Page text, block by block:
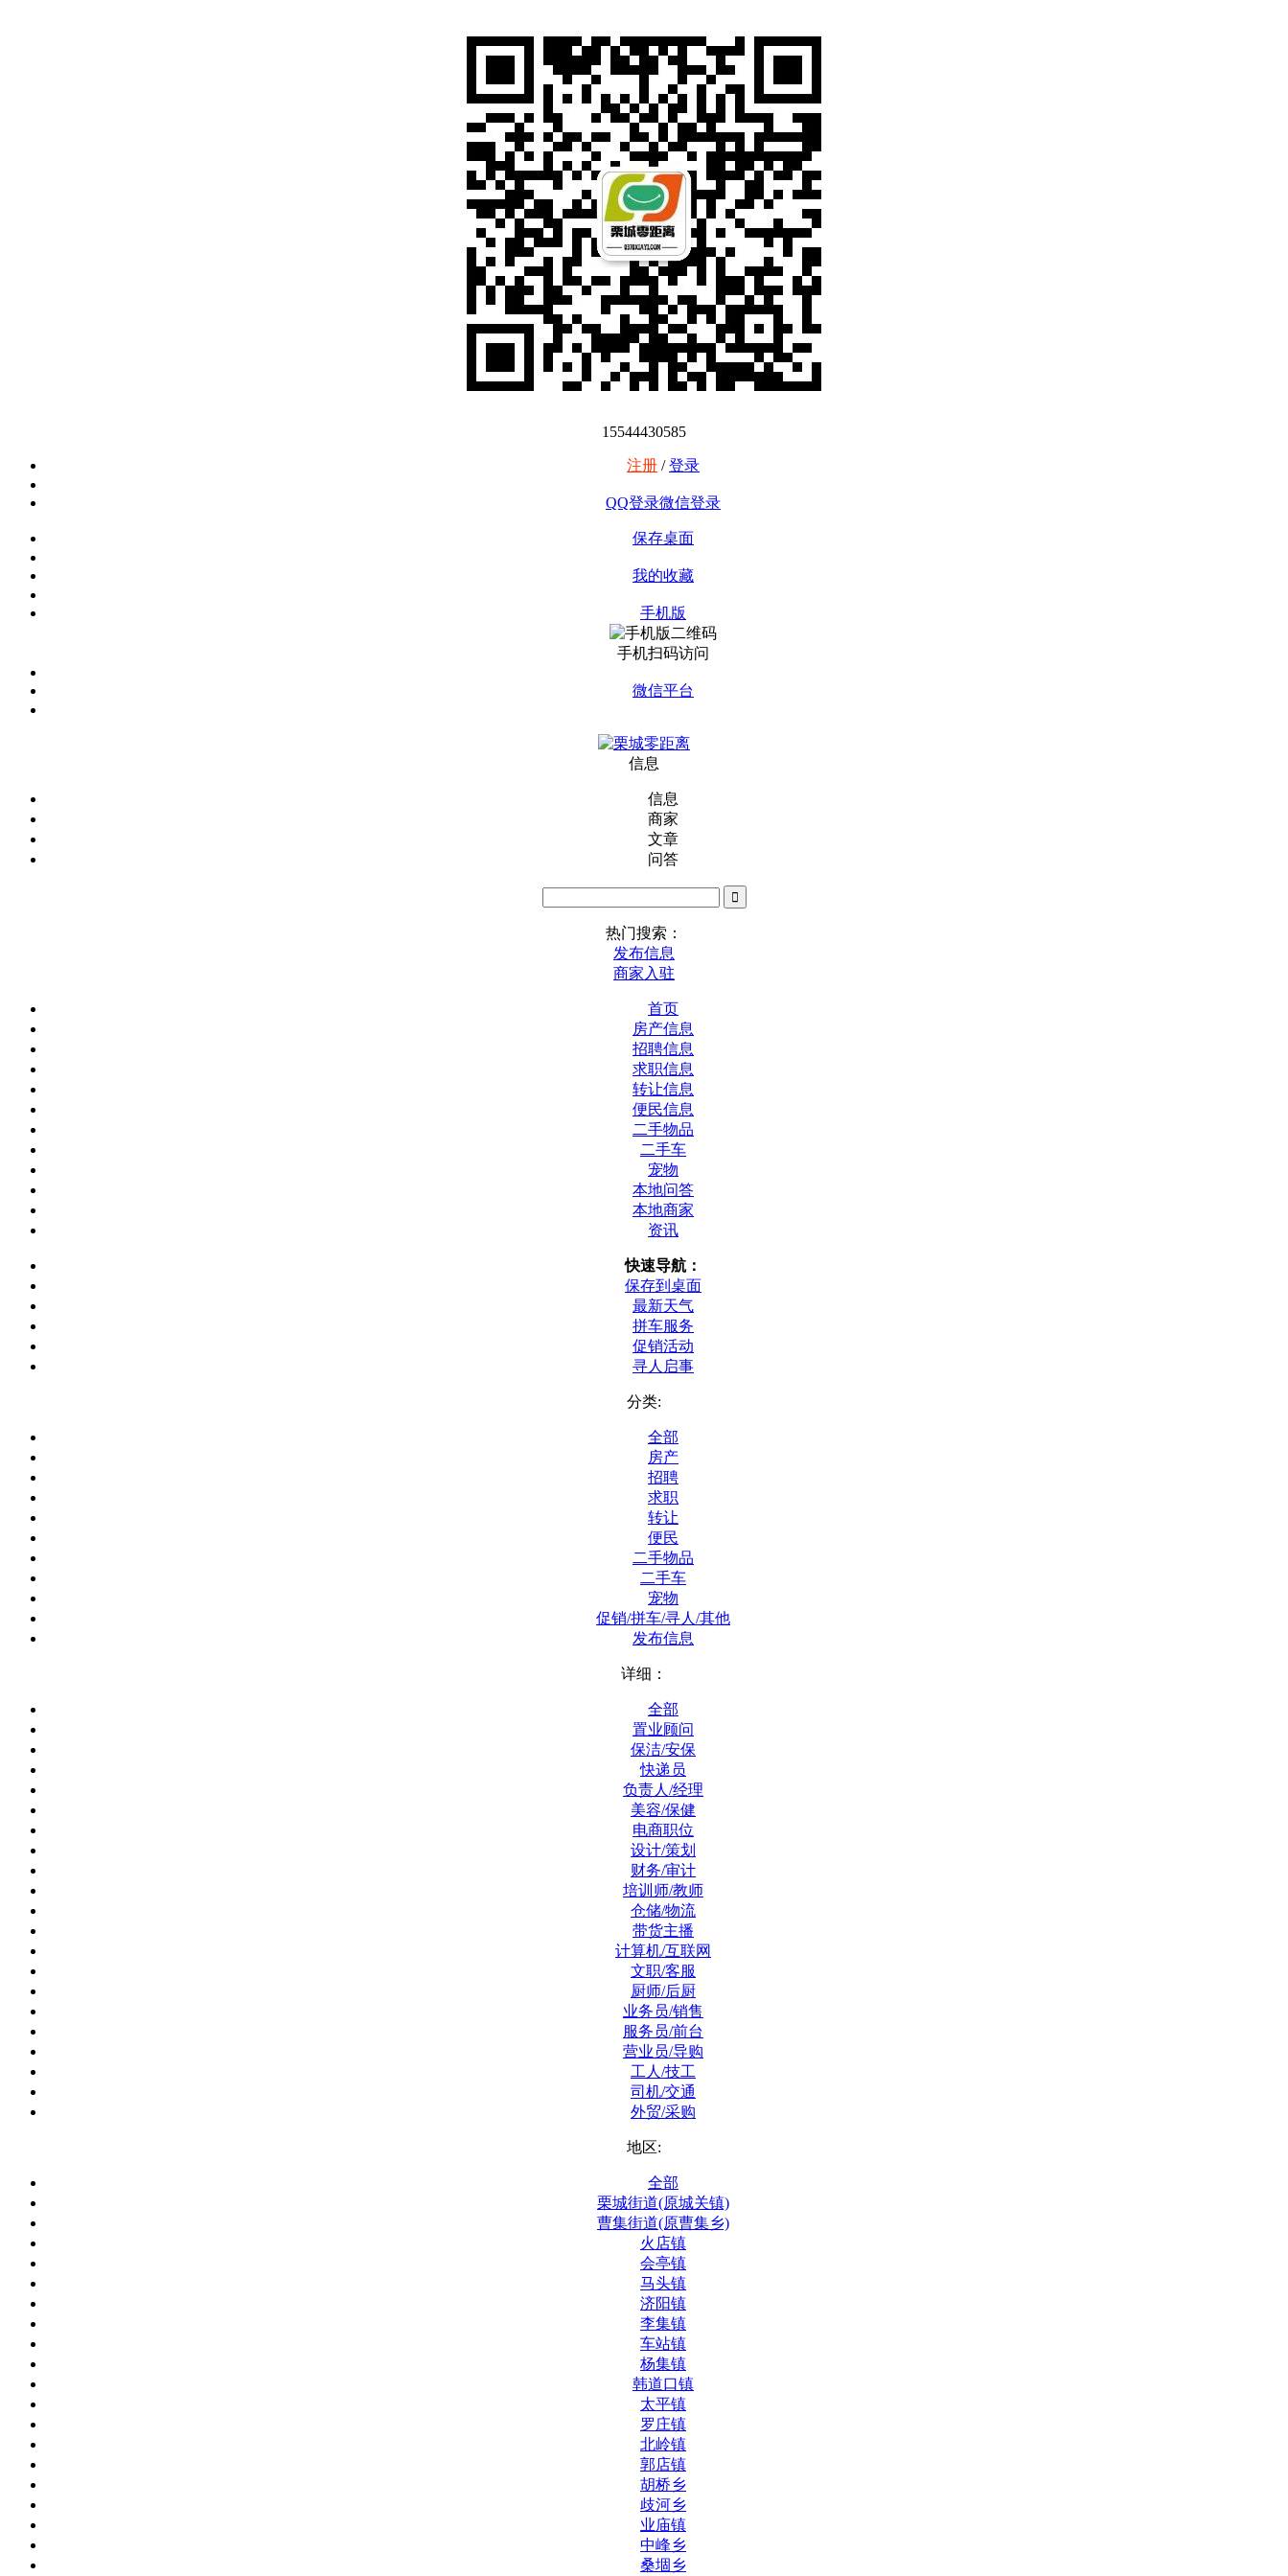
15544430585
注册 /登录
QQ登录微信登录
保存桌面
我的收藏
手机版
手机扫码访问
微信平台
信息
信息
商家
文章
问答
热门搜索：
发布信息
商家入驻
首页
房产信息
招聘信息
求职信息
转让信息
便民信息
二手物品
二手车
宠物
本地问答
本地商家
资讯
快速导航：
保存到桌面
最新天气
拼车服务
促销活动
寻人启事
分类:
全部
房产
招聘
求职
转让
便民
二手物品
二手车
宠物
促销/拼车/寻人/其他
发布信息
详细：
全部
置业顾问
保洁/安保
快递员
负责人/经理
美容/保健
电商职位
设计/策划
财务/审计
培训师/教师
仓储/物流
带货主播
计算机/互联网
文职/客服
厨师/后厨
业务员/销售
服务员/前台
营业员/导购
工人/技工
司机/交通
外贸/采购
地区:
全部
栗城街道(原城关镇)
曹集街道(原曹集乡)
火店镇
会亭镇
马头镇
济阳镇
李集镇
车站镇
杨集镇
韩道口镇
太平镇
罗庄镇
北岭镇
郭店镇
胡桥乡
歧河乡
业庙镇
中峰乡
桑堌乡